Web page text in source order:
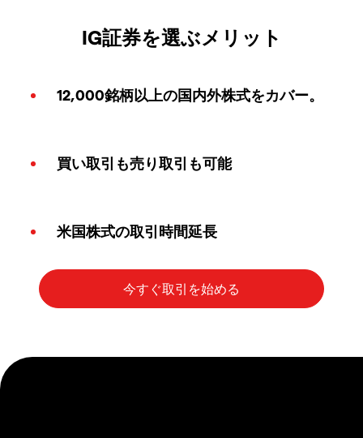
IG証券を選ぶメリット
12,000銘柄以上の国内外株式をカバー。
買い取引も売り取引も可能
米国株式の取引時間延長